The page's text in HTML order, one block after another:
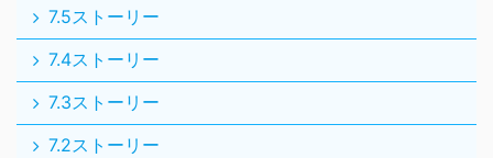
7.5ストーリー
7.4ストーリー
7.3ストーリー
7.2ストーリー